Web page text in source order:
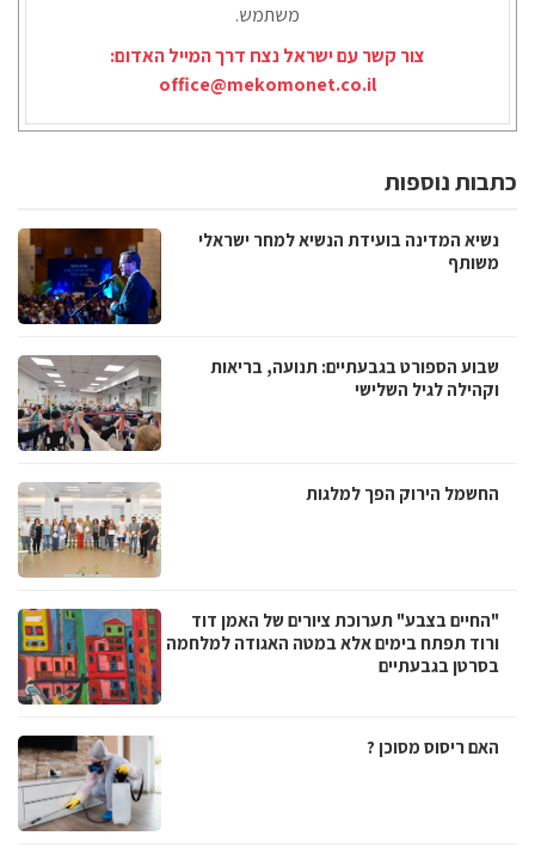
משתמש.
צור קשר עם ישראל נצח דרך המייל האדום:
office@mekomonet.co.il
כתבות נוספות
נשיא המדינה בועידת הנשיא למחר ישראלי
משותף
שבוע הספורט בגבעתיים: תנועה, בריאות
וקהילה לגיל השלישי
החשמל הירוק הפך למלגות
"החיים בצבע" תערוכת ציורים של האמן דוד
ורוד תפתח בימים אלא במטה האגודה למלחמה
בסרטן בגבעתיים
האם ריסוס מסוכן ?